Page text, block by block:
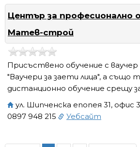
Център за професионално
Матев-строй
Присъствено обучение с
"Ваучери за заети лица", а също
дистанционно обучение срещу
ул. Шипченска епопея 31, офис
0897 948 215
Уебсайт